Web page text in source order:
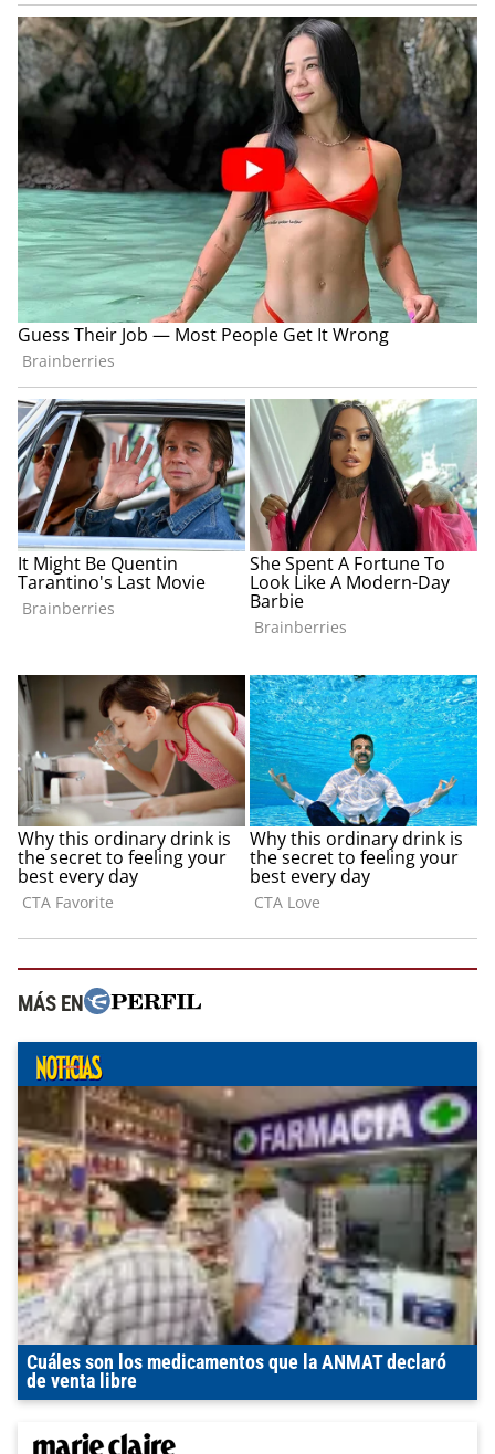
MÁS EN
Cuáles son los medicamentos que la ANMAT declaró
de venta libre